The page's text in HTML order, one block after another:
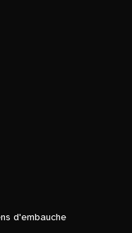
d'embauche